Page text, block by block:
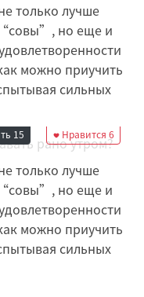
только лучше
“совы”, но еще и
можно приучить
сильных
Нравится 6
15
только лучше
“совы”, но еще и
можно приучить
сильных